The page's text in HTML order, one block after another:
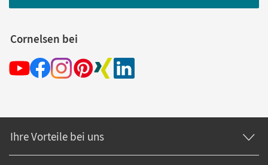
Cornelsen bei
Ihre Vorteile bei uns